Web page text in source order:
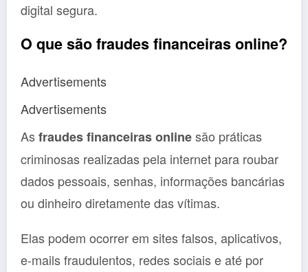
digital segura.
O que são fraudes financeiras online?
Advertisements
Advertisements
Asfraudes financeiras onlinesão práticas
criminosas realizadas pela internet para roubar
dados pessoais, senhas, informações bancárias
ou dinheiro diretamente das vítimas.
Elas podem ocorrer em sites falsos, aplicativos,
e-mails fraudulentos, redes sociais e até por